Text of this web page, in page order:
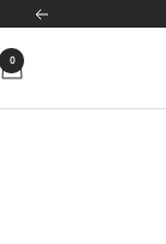
הבא
0